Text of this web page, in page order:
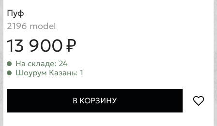
Пуф
2196 model
13 900 ₽
На складе: 24
Шоурум Казань: 1
В КОРЗИНУ